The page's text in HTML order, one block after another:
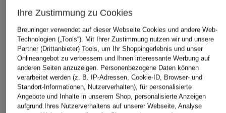
Ursprünglich:CHF 55 Ursprünglich:
ÄHNLICHE ARTIKEL ENTDECKEN
Ihre Zustimmung zu Cookies
Breuninger verwendet auf dieser Webseite Cookies und andere Web-
Technologien („Tools“). Mit Ihrer Zustimmung nutzen wir und unsere
Partner (Drittanbieter) Tools, um Ihr Shoppingerlebnis und unser
Onlineangebot zu verbessern und Ihnen interessante Werbung auf
anderen Seiten anzuzeigen. Personenbezogene Daten können
verarbeitet werden (z. B. IP-Adressen, Cookie-ID, Browser- und
Standort-Informationen, Nutzerverhalten), für personalisierte
Angebote und Inhalte in unserem Shop, personalisierte Anzeigen
aufgrund Ihres Nutzerverhaltens auf unserer Webseite, Analyse